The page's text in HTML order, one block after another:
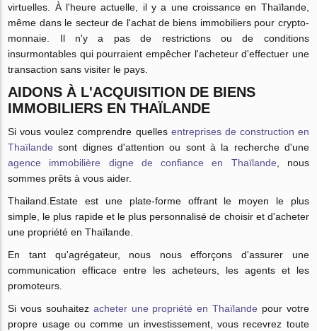
virtuelles. À l'heure actuelle, il y a une croissance en Thaïlande,
même dans le secteur de l'achat de biens immobiliers pour crypto-
monnaie. Il n'y a pas de restrictions ou de conditions
insurmontables qui pourraient empêcher l'acheteur d'effectuer une
transaction sans visiter le pays.
AIDONS À L'ACQUISITION DE BIENS
IMMOBILIERS EN THAÏLANDE
Si vous voulez comprendre quelles entreprises de construction en
Thaïlande sont dignes d'attention ou sont à la recherche d'une
agence immobilière digne de confiance en Thaïlande, nous
sommes prêts à vous aider.
Thailand.Estate est une plate-forme offrant le moyen le plus
simple, le plus rapide et le plus personnalisé de choisir et d'acheter
une propriété en Thaïlande.
En tant qu'agrégateur, nous nous efforçons d'assurer une
communication efficace entre les acheteurs, les agents et les
promoteurs.
Si vous souhaitez acheter une propriété en Thaïlande pour votre
propre usage ou comme un investissement, vous recevrez toute